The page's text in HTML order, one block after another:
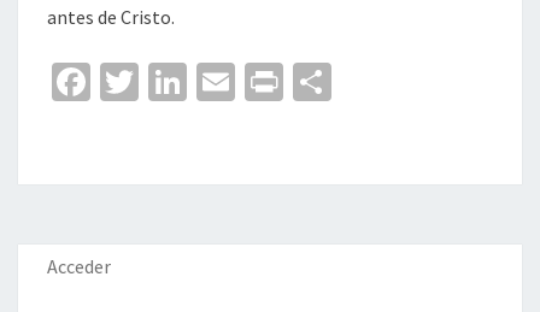
antes de Cristo.
Fa
o
o
k
T
er
Li
dI
n
E
l
Pr
p
ar
Acceder